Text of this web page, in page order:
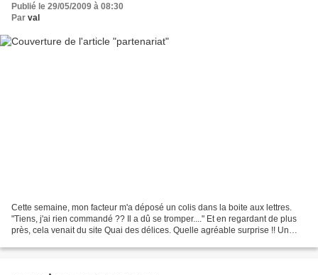
Publié le 29/05/2009 à 08:30
Par val
Cette semaine, mon facteur m'a déposé un colis dans la boite aux lettres.
"Tiens, j'ai rien commandé ?? Il a dû se tromper...." Et en regardant de plus
près, cela venait du site Quai des délices. Quelle agréable surprise !! Un